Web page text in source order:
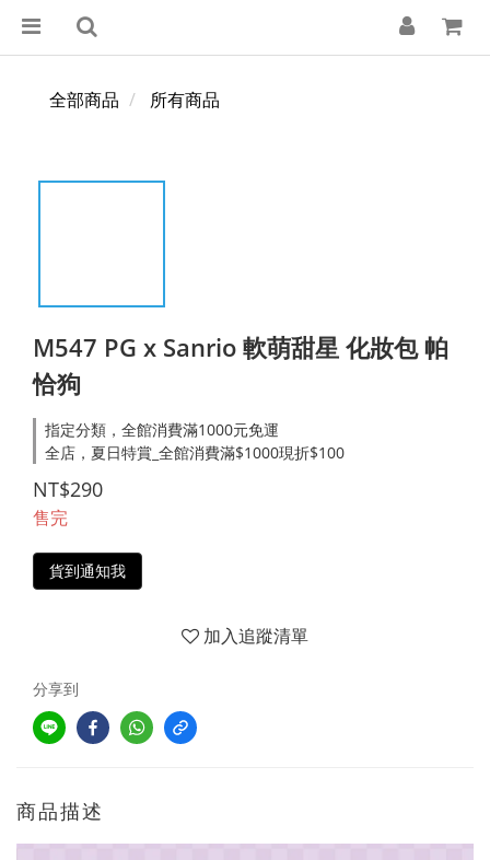
全部商品 所有商品
M547 PG x Sanrio 軟萌甜星 化妝包 帕
恰狗
指定分類，全館消費滿1000元免運
全店，夏日特賞_全館消費滿$1000現折$100
NT$290
售完
貨到通知我
加入追蹤清單
分享到
商品描述